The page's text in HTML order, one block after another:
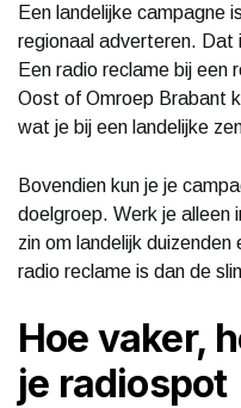
Een landelijke campagne
regionaal adverteren. Dat
Een radio reclame bij een
Oost of Omroep Brabant
wat je bij een landelijke
Bovendien kun je je
doelgroep. Werk je alleen
zin om landelijk
radio reclame is dan de
Hoe vaker,
je radiospot